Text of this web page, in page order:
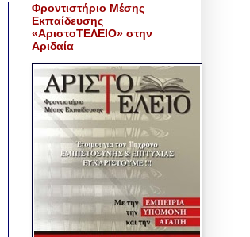
Φροντιστήριο Μέσης
Εκπαίδευσης
«ΑριστοΤΕΛΕΙΟ» στην
Αριδαία